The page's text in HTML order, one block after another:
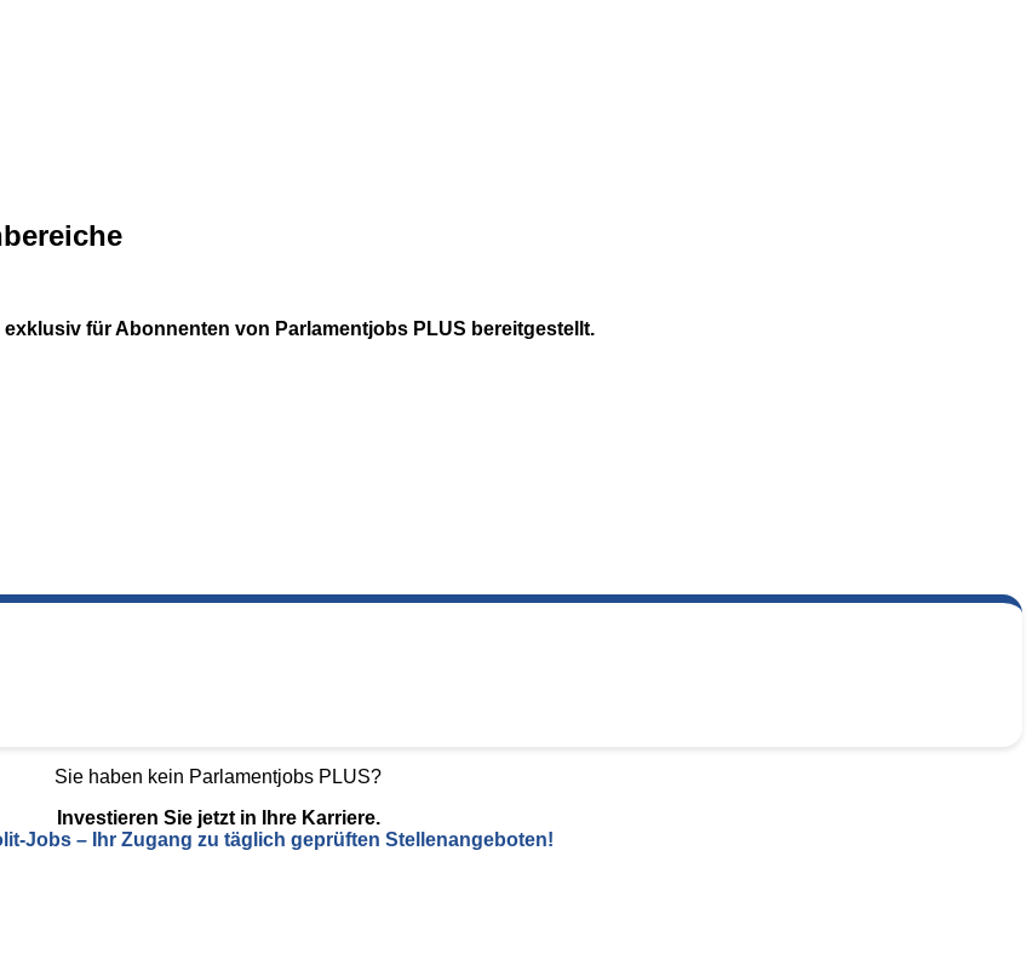
exklusiv für Abonnenten von Parlamentjobs PLUS bereitgestellt.
Sie haben kein Parlamentjobs PLUS?
Investieren Sie jetzt in Ihre Karriere.
Jobs – Ihr Zugang zu täglich geprüften Stellenangeboten!